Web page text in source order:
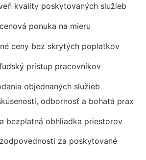
kvality poskytovaných služieb
ponuka na mieru
ceny bez skrytých poplatkov
prístup pracovníkov
objednaných služieb
odbornosť a bohatá prax
bezplatná obhliadka priestorov
za poskytované